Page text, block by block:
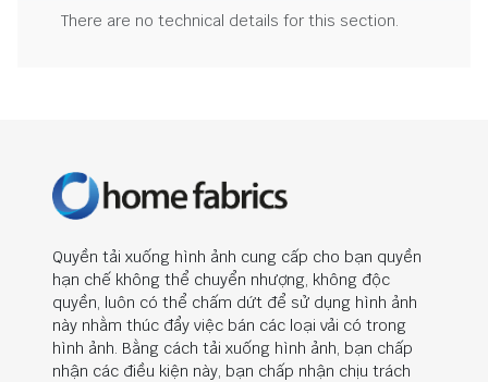
There are no technical details for this section.
Quyền tải xuống hình ảnh cung cấp cho bạn quyền
hạn chế không thể chuyển nhượng, không độc
quyền, luôn có thể chấm dứt để sử dụng hình ảnh
này nhằm thúc đẩy việc bán các loại vải có trong
hình ảnh. Bằng cách tải xuống hình ảnh, bạn chấp
nhận các điều kiện này, bạn chấp nhận chịu trách